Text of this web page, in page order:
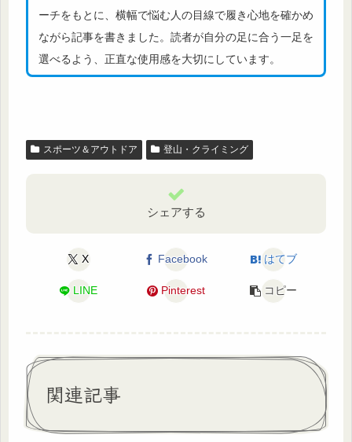
ーチをもとに、横幅で悩む人の目線で履き心地を確かめ
ながら記事を書きました。読者が自分の足に合う一足を
選べるよう、正直な使用感を大切にしています。
スポーツ＆アウトドア 登山・クライミング
シェアする
X Facebook はてブ
LINE Pinterest コピー
関連記事